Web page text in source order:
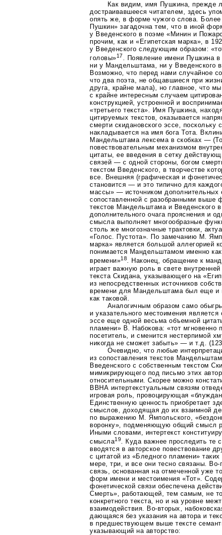
Как видим, имя Пушкина, прежде
достраивавшееся читателем, здесь
опять же, в форме чужого слова.
Пушкин» загадочна тем, что в иной
у Введенского в поэме «Минин и
прочим, как и «Египетская марка», в
у Введенского следующим образом:
головы»17. Появление имени Пушкина в
ни у Мандельштама, ни у Введенского
Возможно, что перед нами случайное
что два поэта, не общавшиеся при
друга, крайне мала), но главное, что
с крайне интересным случаем
конструкцией, устроенной и
«третьего текста». Имя Пушкина,
цитируемых текстов, оказывается
смерти скидановского эссе, поскольку
накладывается на имя бога Тота.
Мандельштама лексема в скобках —
повествовательным механизмом
цитаты, ее введения в сетку
связей — с одной стороны, богом
текстом Введенского, в творчестве
все. Внешняя (графическая и
становится — и это типично для
массы» — источником дополнительных
сопоставленной с разобранными выше
текстов Мандельштама и Введенского в
дополнительного очага прояснения и
смысла выполняет многообразные
столь же многозначные трактовки,
«Голос. Пустота». По замечанию М.
марка» является большой аллегорией
понимается Мандельштамом именно как
времени»18. Наконец, обращение к
играет важную роль в свете
текста Скидана, указывающего на
из непосредственных источников
времени для Мандельштама был еще и
как таковой.
Аналогичным образом само
и указательного местоимения
эссе еще одной весьма объемной
пламени» В. Набокова: «тот мгновенно
посетитель, и сменится нестерпимой
никогда не сможет забыть» — и т.д.
Очевидно, что любые
из сопоставления текстов
Введенского с собственным текстом
мимикрирующего под письмо этих
относительными. Скорее можно
ВВНА интертекстуальным связям
игровая роль, провоцирующая
Единственную ценность приобретает
смыслов, доходящая до их взаимной
по выражению М. Ямпольского,
воронку», подменяющую общий смысл
Иными словами, интертекст
смысла19
. Куда важнее проследить те
вводятся в авторское повествование
с цитатой из «Бледного пламени»
мере, три, и все они тесно связаны.
Во-
связь, основанная на отмеченной уже
форм имени и местоимения «Тот».
фонетической связи обеспечена
Смерть», работающей, тем самым, не
конкретного текста, но и на уровне
взаимодействия.
Во-вторых
,
дающаяся без указания на автора и
в предшествующем выше тексте
указывающий на авторство: